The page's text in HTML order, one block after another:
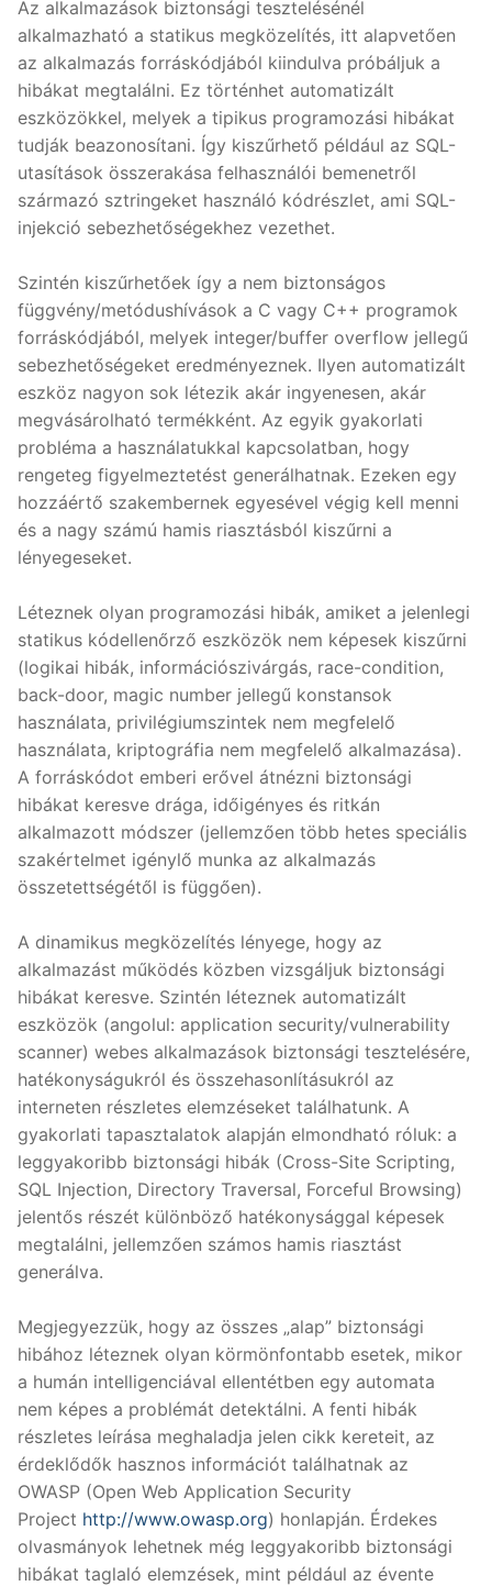
Az alkalmazások biztonsági tesztelésénél
alkalmazható a statikus megközelítés, itt alapvetően
az alkalmazás forráskódjából kiindulva próbáljuk a
hibákat megtalálni. Ez történhet automatizált
eszközökkel, melyek a tipikus programozási hibákat
tudják beazonosítani. Így kiszűrhető például az SQL-
utasítások összerakása felhasználói bemenetről
származó sztringeket használó kódrészlet, ami SQL-
injekció sebezhetőségekhez vezethet.
Szintén kiszűrhetőek így a nem biztonságos
függvény/metódushívások a C vagy C++ programok
forráskódjából, melyek integer/buffer overflow jellegű
sebezhetőségeket eredményeznek. Ilyen automatizált
eszköz nagyon sok létezik akár ingyenesen, akár
megvásárolható termékként. Az egyik gyakorlati
probléma a használatukkal kapcsolatban, hogy
rengeteg figyelmeztetést generálhatnak. Ezeken egy
hozzáértő szakembernek egyesével végig kell menni
és a nagy számú hamis riasztásból kiszűrni a
lényegeseket.
Léteznek olyan programozási hibák, amiket a jelenlegi
statikus kódellenőrző eszközök nem képesek kiszűrni
(logikai hibák, információszivárgás, race-condition,
back-door, magic number jellegű konstansok
használata, privilégiumszintek nem megfelelő
használata, kriptográfia nem megfelelő alkalmazása).
A forráskódot emberi erővel átnézni biztonsági
hibákat keresve drága, időigényes és ritkán
alkalmazott módszer (jellemzően több hetes speciális
szakértelmet igénylő munka az alkalmazás
összetettségétől is függően).
A dinamikus megközelítés lényege, hogy az
alkalmazást működés közben vizsgáljuk biztonsági
hibákat keresve. Szintén léteznek automatizált
eszközök (angolul: application security/vulnerability
scanner) webes alkalmazások biztonsági tesztelésére,
hatékonyságukról és összehasonlításukról az
interneten részletes elemzéseket találhatunk. A
gyakorlati tapasztalatok alapján elmondható róluk: a
leggyakoribb biztonsági hibák (Cross-Site Scripting,
SQL Injection, Directory Traversal, Forceful Browsing)
jelentős részét különböző hatékonysággal képesek
megtalálni, jellemzően számos hamis riasztást
generálva.
Megjegyezzük, hogy az összes „alap” biztonsági
hibához léteznek olyan körmönfontabb esetek, mikor
a humán intelligenciával ellentétben egy automata
nem képes a problémát detektálni. A fenti hibák
részletes leírása meghaladja jelen cikk kereteit, az
érdeklődők hasznos információt találhatnak az
OWASP (Open Web Application Security
Project http://www.owasp.org) honlapján. Érdekes
olvasmányok lehetnek még leggyakoribb biztonsági
hibákat taglaló elemzések, mint például az évente